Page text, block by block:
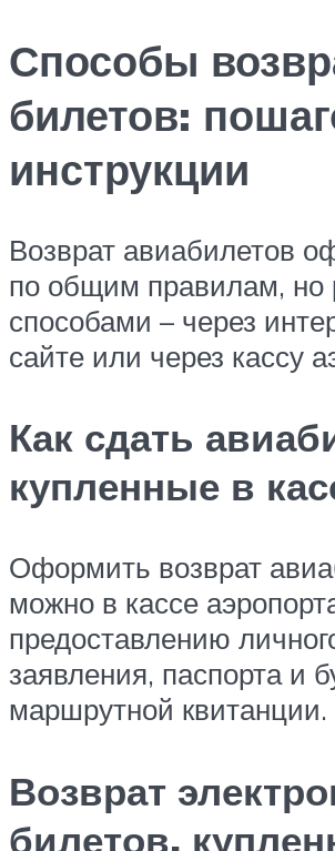
Способы
билетов:
инструкции
Возврат авиабилетов
по общим правилам, но
способами – через
сайте или через кассу
Как сдать
купленные в
Оформить возврат
можно в кассе
предоставлению
заявления, паспорта и
маршрутной квитанции.
Возврат
билетов,